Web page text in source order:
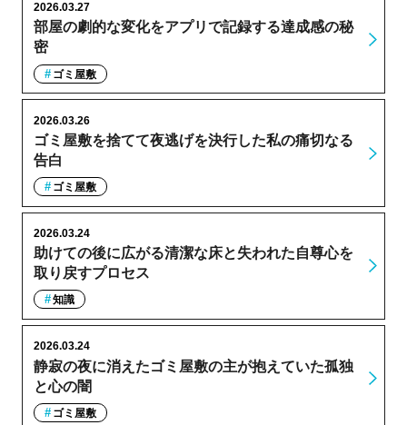
部屋の劇的な変化をアプリで記録する達成感の秘
密
2026.03.27
ゴミ屋敷
ゴミ屋敷を捨てて夜逃げを決行した私の痛切なる
告白
2026.03.26
ゴミ屋敷
助けての後に広がる清潔な床と失われた自尊心を
取り戻すプロセス
2026.03.24
知識
静寂の夜に消えたゴミ屋敷の主が抱えていた孤独
と心の闇
2026.03.24
ゴミ屋敷